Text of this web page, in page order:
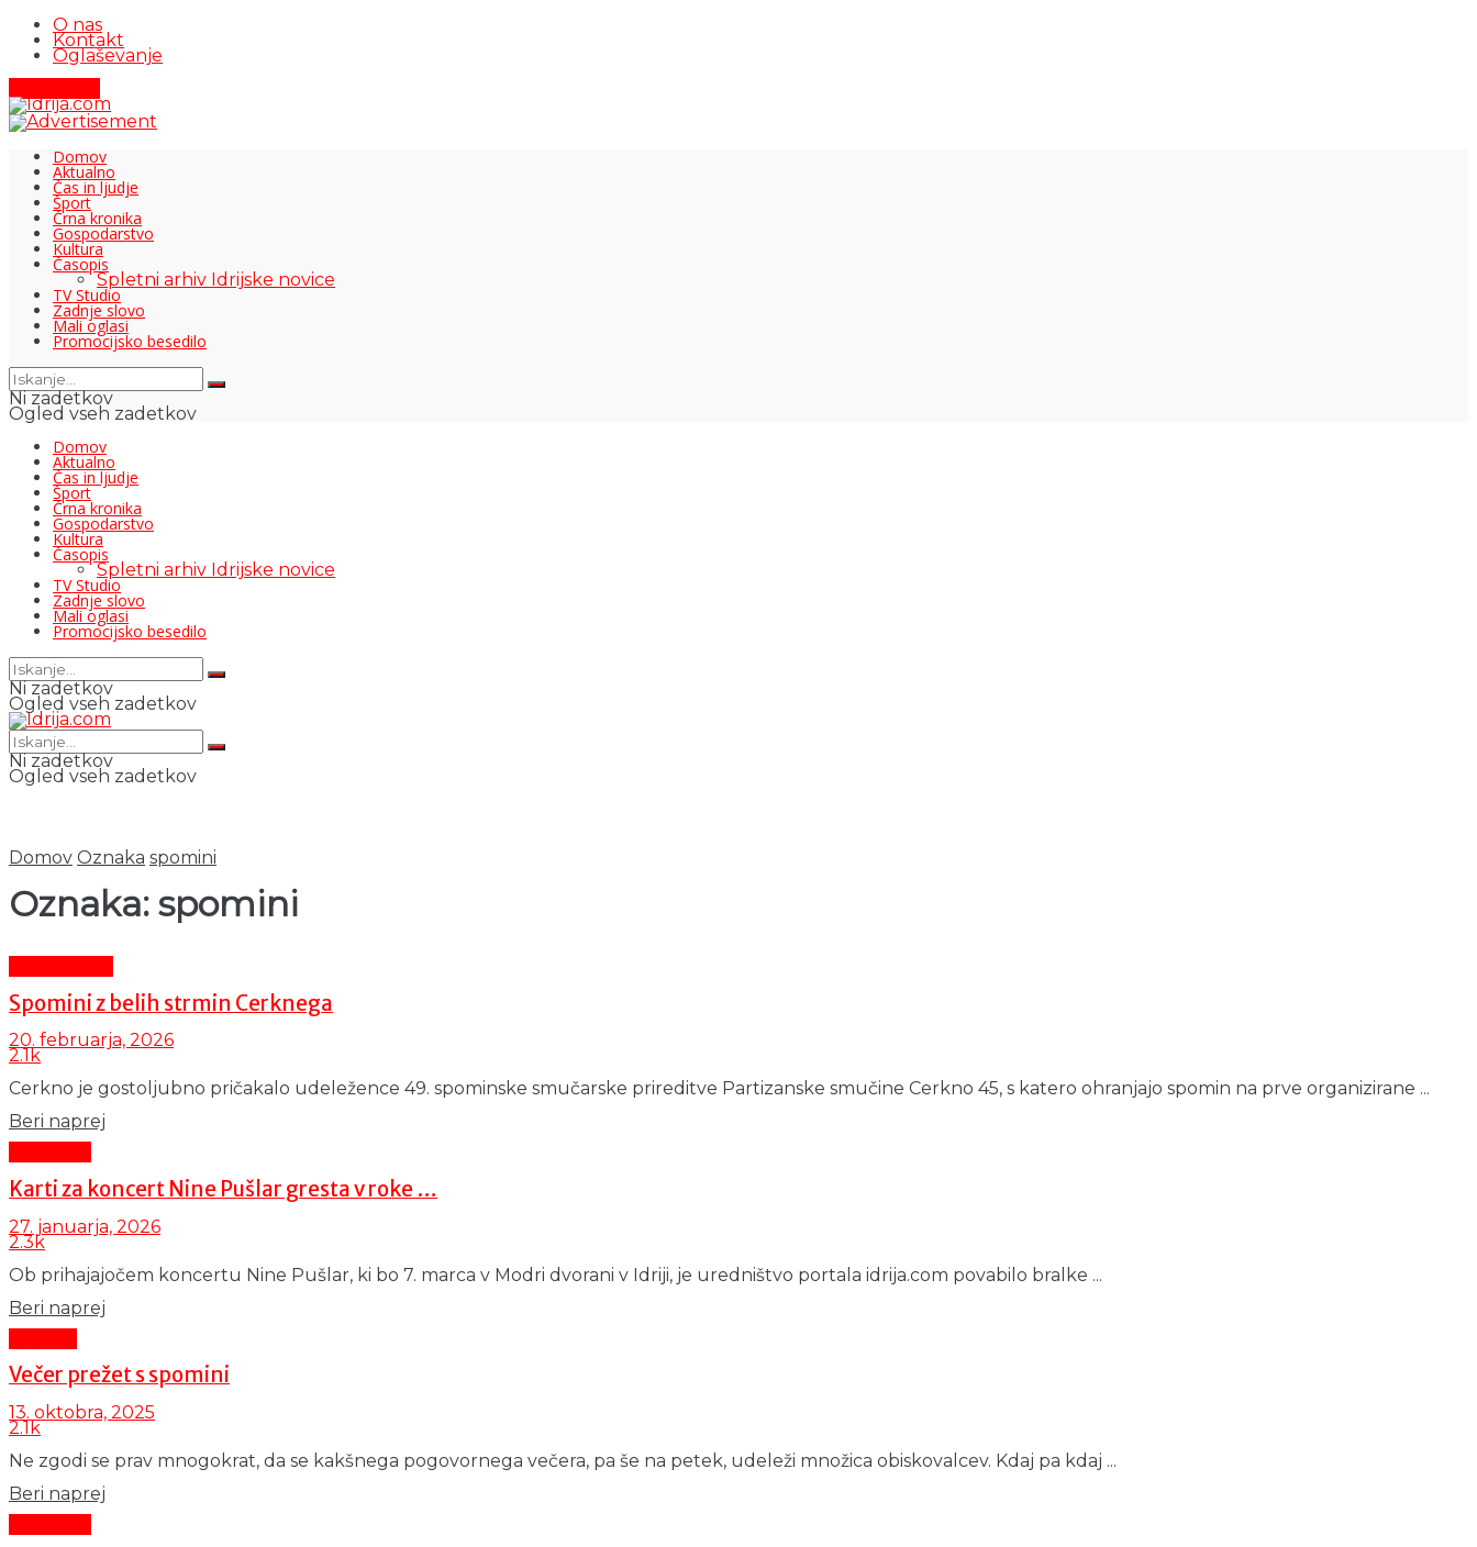
O nas
Kontakt
Oglaševanje
Domov
Aktualno
Čas in ljudje
Šport
Črna kronika
Gospodarstvo
Kultura
Časopis
Spletni arhiv Idrijske novice
TV Studio
Zadnje slovo
Mali oglasi
Promocijsko besedilo
Ni zadetkov
Ogled vseh zadetkov
Domov
Aktualno
Čas in ljudje
Šport
Črna kronika
Gospodarstvo
Kultura
Časopis
Spletni arhiv Idrijske novice
TV Studio
Zadnje slovo
Mali oglasi
Promocijsko besedilo
Ni zadetkov
Ogled vseh zadetkov
Ni zadetkov
Ogled vseh zadetkov
Domov Oznaka spomini
Oznaka: spomini
Spomini z belih strmin Cerknega
20. februarja, 2026
2.1k
Cerkno je gostoljubno pričakalo udeležence 49. spominske smučarske prireditve Partizanske smučine Cerkno 45, s katero ohranjajo spomin na prve organizirane ...
Beri naprej
Karti za koncert Nine Pušlar gresta v roke …
27. januarja, 2026
2.3k
Ob prihajajočem koncertu Nine Pušlar, ki bo 7. marca v Modri dvorani v Idriji, je uredništvo portala idrija.com povabilo bralke ...
Beri naprej
Večer prežet s spomini
13. oktobra, 2025
2.1k
Ne zgodi se prav mnogokrat, da se kakšnega pogovornega večera, pa še na petek, udeleži množica obiskovalcev. Kdaj pa kdaj ...
Beri naprej